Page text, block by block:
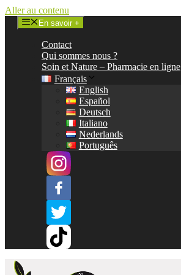
Aller au contenu
En savoir +
Contact
Qui sommes nous ?
Soin et Nature – Pharmacie en ligne
Français
English
Español
Deutsch
Italiano
Nederlands
Português